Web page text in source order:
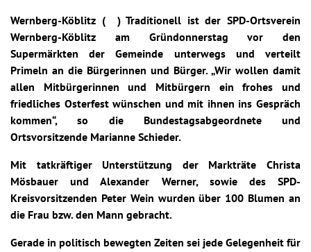
Wernberg-Köblitz (
) Traditionell ist der SPD-Ortsverein
Wernberg-Köblitz am Gründonnerstag vor den
Supermärkten der Gemeinde unterwegs und verteilt
Primeln an die Bürgerinnen und Bürger. „Wir wollen damit
allen Mitbürgerinnen und Mitbürgern ein frohes und
friedliches Osterfest wünschen und mit ihnen ins Gespräch
kommen“, so die Bundestagsabgeordnete und
Ortsvorsitzende Marianne Schieder.
Mit tatkräftiger Unterstützung der Markträte Christa
Mösbauer und Alexander Werner, sowie des SPD-
Kreisvorsitzenden Peter Wein wurden über 100 Blumen an
die Frau bzw. den Mann gebracht.
Gerade in politisch bewegten Zeiten sei jede Gelegenheit für